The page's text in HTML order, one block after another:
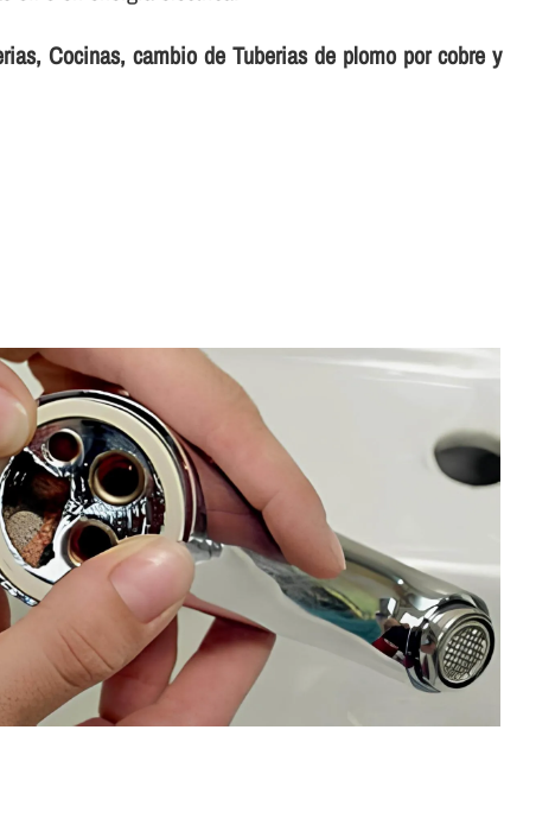
Cocinas, cambio de Tuberias de plomo por cobre y